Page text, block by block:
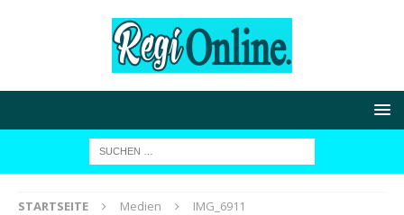
STARTSEITE Medien IMG_6911